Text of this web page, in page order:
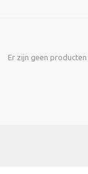
Er zijn geen